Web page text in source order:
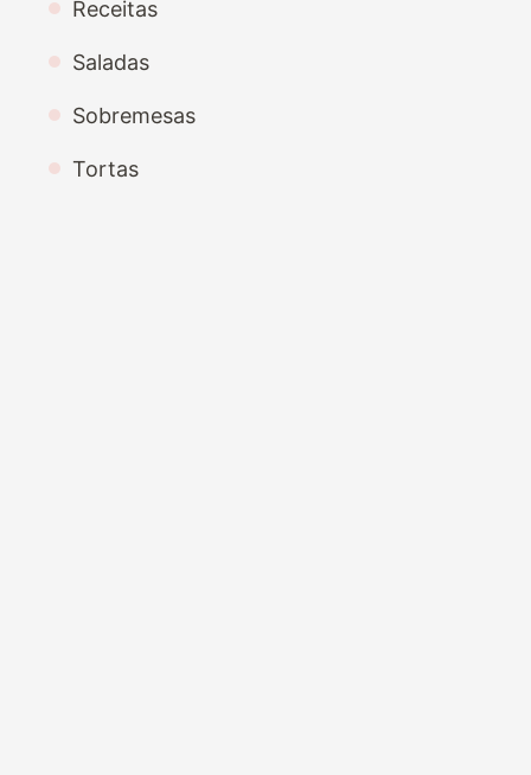
Receitas
Saladas
Sobremesas
Tortas